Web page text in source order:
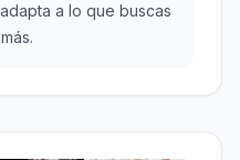
a lo que buscas